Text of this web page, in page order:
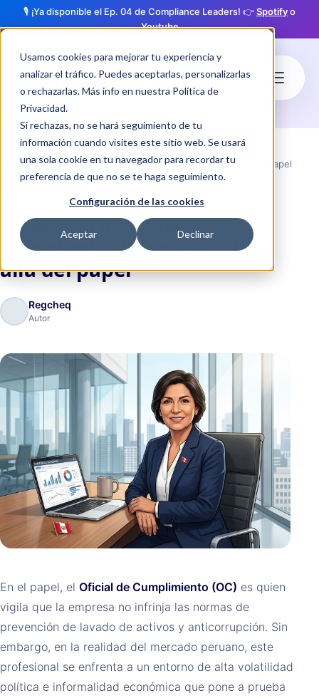
Usamos cookies para mejorar tu experiencia y
analizar el tráfico. Puedes aceptarlas, personalizarlas
o rechazarlas. Más info en nuestra Política de
Privacidad.
Si rechazas, no se hará seguimiento de tu
información cuando visites este sitio web. Se usará
una sola cookie en tu navegador para recordar tu
preferencia de que no se te haga seguimiento.
Configuración de las cookies
Aceptar Declinar
🎙️ ¡Ya disponible el Ep. 04 de Compliance Leaders! 👉Spotifyo
Youtube
El rol del Oficial de Cumplimiento en Perú: Más allá del papel
schedule
El rol del Oficial de
Cumplimiento en Perú: Más
allá del papel
Regcheq
Autor
En el papel, el Oficial de Cumplimiento (OC) es quien
vigila que la empresa no infrinja las normas de
prevención de lavado de activos y anticorrupción. Sin
embargo, en la realidad del mercado peruano, este
profesional se enfrenta a un entorno de alta volatilidad
política e informalidad económica que pone a prueba